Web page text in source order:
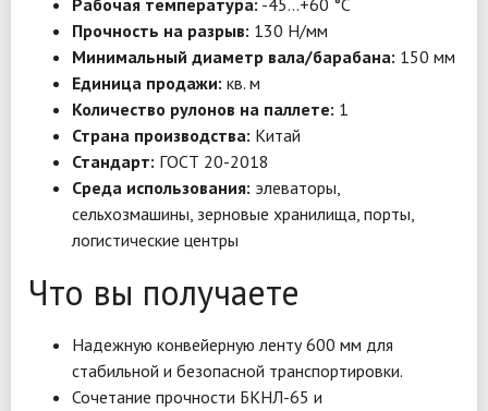
Рабочая температура: -45…+60 °C
Прочность на разрыв: 130 Н/мм
Минимальный диаметр вала/барабана: 150 мм
Единица продажи: кв. м
Количество рулонов на паллете: 1
Страна производства: Китай
Стандарт: ГОСТ 20-2018
Среда использования: элеваторы,
сельхозмашины, зерновые хранилища, порты,
логистические центры
Что вы получаете
Надежную конвейерную ленту 600 мм для
стабильной и безопасной транспортировки.
Сочетание прочности БКНЛ-65 и